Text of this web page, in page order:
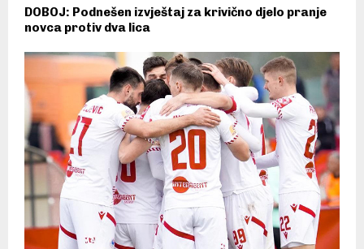
DOBOJ: Podnešen izvještaj za krivično djelo pranje
novca protiv dva lica